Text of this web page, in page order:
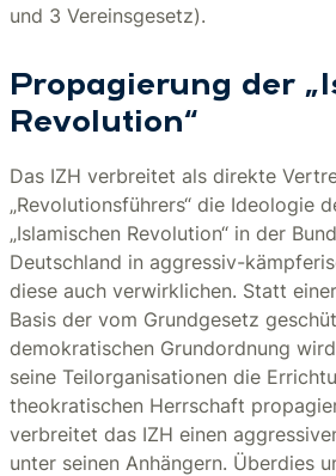
und 3 Vereinsgesetz).
Propagierung der
Revolution“
Das IZH verbreitet als direkte
„Revolutionsführers“ die Ideologie
„Islamischen Revolution“ in der
Deutschland in aggressiv-
diese auch verwirklichen. Statt
Basis der vom Grundgesetz
demokratischen Grundordnung
seine Teilorganisationen die
theokratischen Herrschaft
verbreitet das IZH einen
unter seinen Anhängern. Überdies